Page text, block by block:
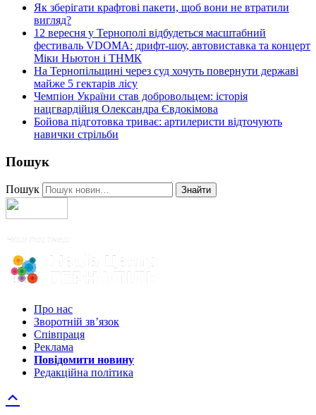
Як зберігати крафтові пакети, щоб вони не втратили
вигляд?
12 вересня у Тернополі відбудеться масштабний
фестиваль VDOMA: дрифт-шоу, автовиставка та концерт
Міки Ньютон і ТНМК
На Тернопільщині через суд хочуть повернути державі
майже 5 гектарів лісу
Чемпіон України став добровольцем: історія
нацгвардійця Олександра Євдокімова
Бойова підготовка триває: артилеристи відточують
навички стрільби
Пошук
Пошук Знайти
Про нас
Зворотній зв’язок
Співпраця
Реклама
Повідомити новину
Редакційна політика